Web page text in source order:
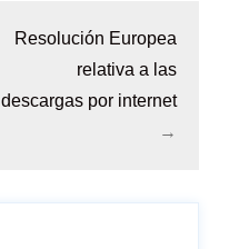
Resolución Europea
relativa a las
descargas por internet
→